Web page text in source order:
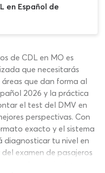
en Español de
de CDL en MO es
que necesitarás
que dan forma al
2026 y la práctica
el test del DMV en
perspectivas. Con
exacto y el sistema
diagnosticar tu nivel en
examen de pasajeros
una herramienta